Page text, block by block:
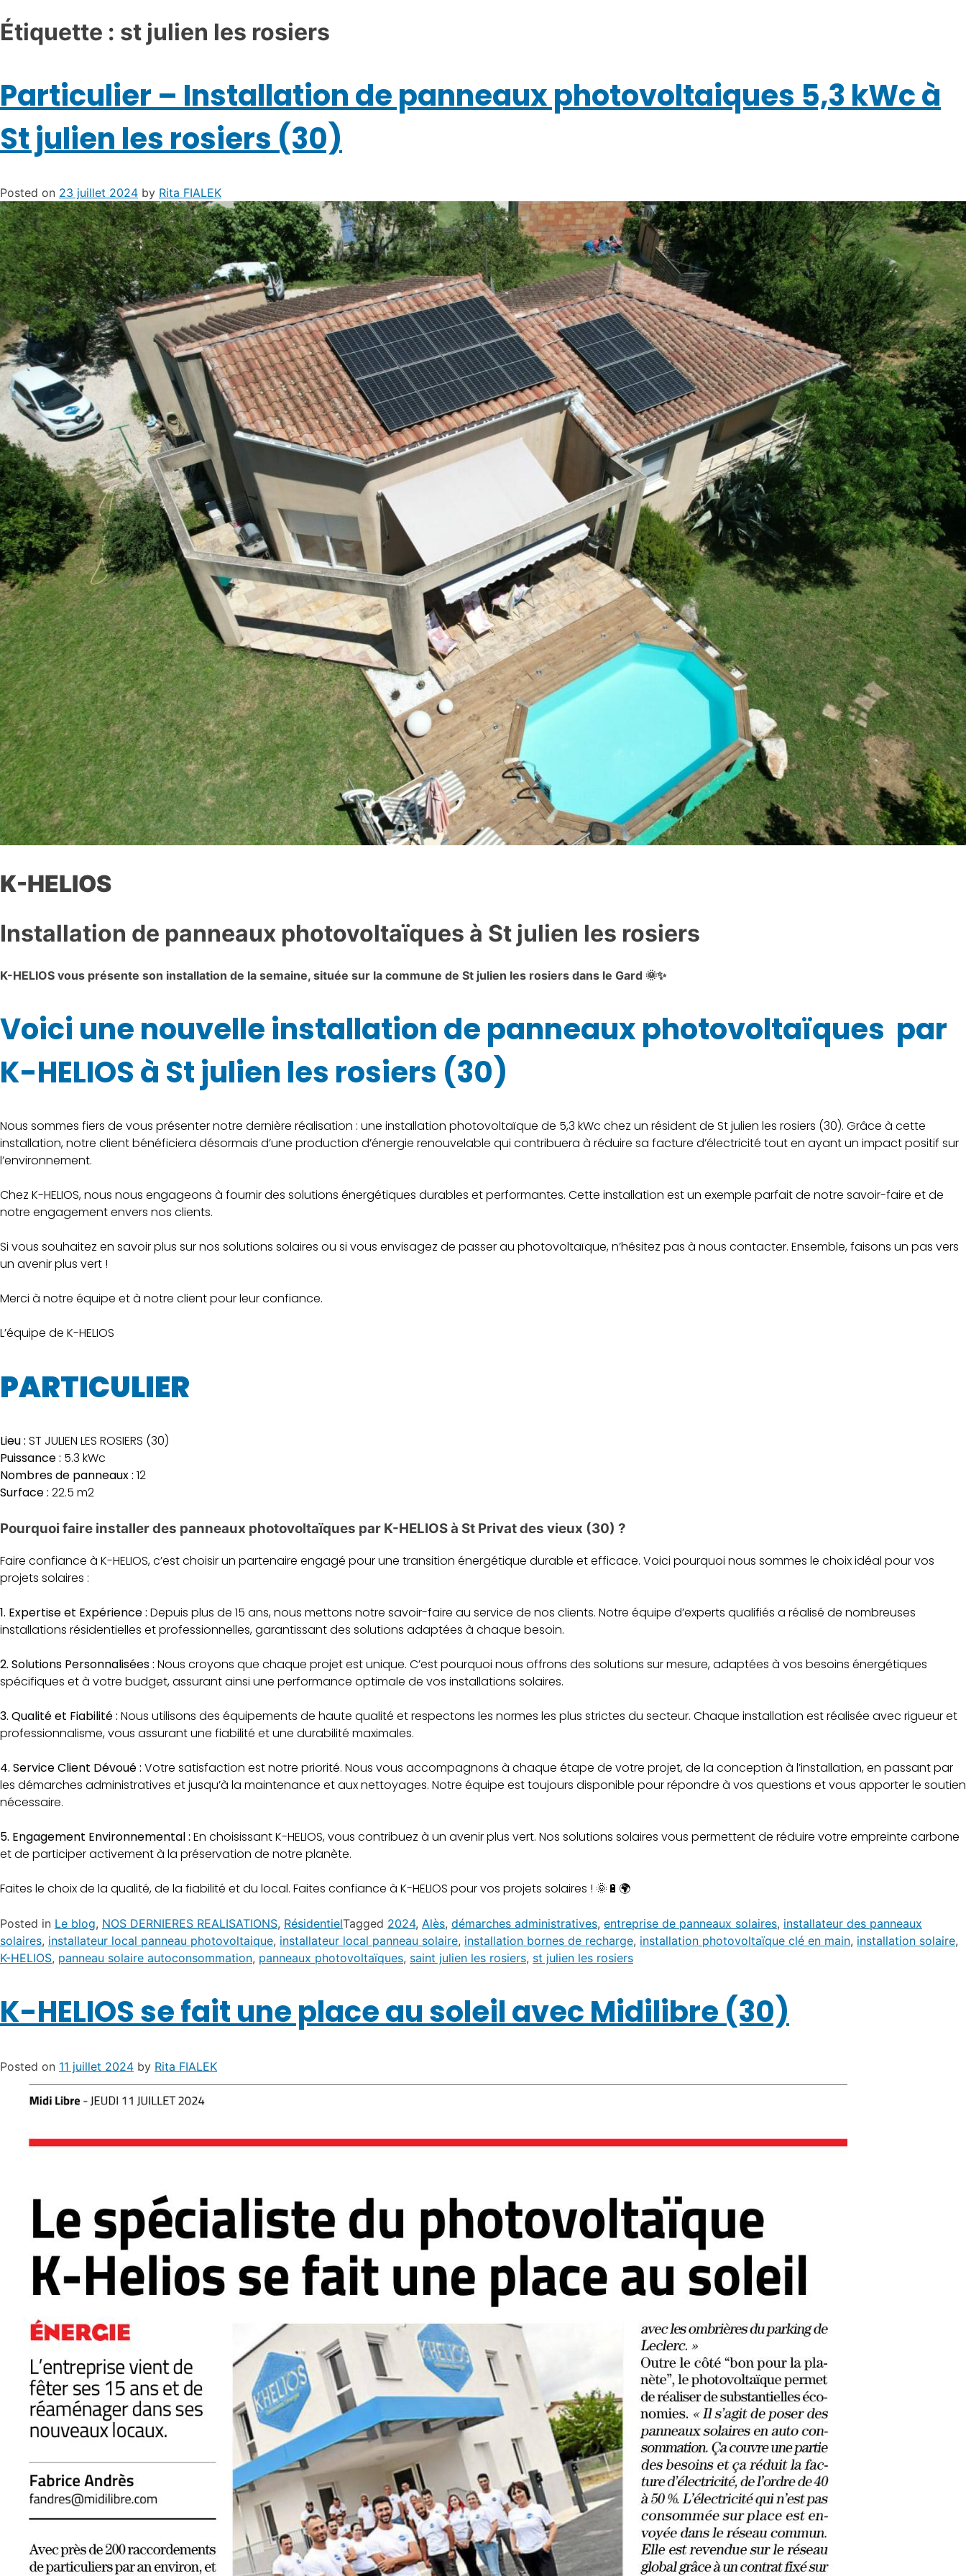
Étiquette : st julien les rosiers
Particulier – Installation de panneaux photovoltaiques 5,3 kWc à
St julien les rosiers (30)
Posted on 23 juillet 2024 by Rita FIALEK
K-HELIOS
Installation de panneaux photovoltaïques à St julien les rosiers
K-HELIOS vous présente son installation de la semaine, située sur la commune de St julien les rosiers dans le Gard 🌞✨
Voici une nouvelle installation de panneaux photovoltaïques par
K-HELIOS à St julien les rosiers (30)
Nous sommes fiers de vous présenter notre dernière réalisation : une installation photovoltaïque de 5,3 kWc chez un résident de St julien les rosiers (30). Grâce à cette
installation, notre client bénéficiera désormais d’une production d’énergie renouvelable qui contribuera à réduire sa facture d’électricité tout en ayant un impact positif sur
l’environnement.
Chez K-HELIOS, nous nous engageons à fournir des solutions énergétiques durables et performantes. Cette installation est un exemple parfait de notre savoir-faire et de
notre engagement envers nos clients.
Si vous souhaitez en savoir plus sur nos solutions solaires ou si vous envisagez de passer au photovoltaïque, n’hésitez pas à nous contacter. Ensemble, faisons un pas vers
un avenir plus vert !
Merci à notre équipe et à notre client pour leur confiance.
L’équipe de K-HELIOS
PARTICULIER
Lieu : ST JULIEN LES ROSIERS (30)
Puissance : 5.3 kWc
Nombres de panneaux : 12
Surface : 22.5 m2
Pourquoi faire installer des panneaux photovoltaïques par K-HELIOS à St Privat des vieux (30) ?
Faire confiance à K-HELIOS, c’est choisir un partenaire engagé pour une transition énergétique durable et efficace. Voici pourquoi nous sommes le choix idéal pour vos
projets solaires :
1. Expertise et Expérience : Depuis plus de 15 ans, nous mettons notre savoir-faire au service de nos clients. Notre équipe d’experts qualifiés a réalisé de nombreuses
installations résidentielles et professionnelles, garantissant des solutions adaptées à chaque besoin.
2. Solutions Personnalisées : Nous croyons que chaque projet est unique. C’est pourquoi nous offrons des solutions sur mesure, adaptées à vos besoins énergétiques
spécifiques et à votre budget, assurant ainsi une performance optimale de vos installations solaires.
3. Qualité et Fiabilité : Nous utilisons des équipements de haute qualité et respectons les normes les plus strictes du secteur. Chaque installation est réalisée avec rigueur et
professionnalisme, vous assurant une fiabilité et une durabilité maximales.
4. Service Client Dévoué : Votre satisfaction est notre priorité. Nous vous accompagnons à chaque étape de votre projet, de la conception à l’installation, en passant par
les démarches administratives et jusqu’à la maintenance et aux nettoyages. Notre équipe est toujours disponible pour répondre à vos questions et vous apporter le soutien
nécessaire.
5. Engagement Environnemental : En choisissant K-HELIOS, vous contribuez à un avenir plus vert. Nos solutions solaires vous permettent de réduire votre empreinte carbone
et de participer activement à la préservation de notre planète.
Faites le choix de la qualité, de la fiabilité et du local. Faites confiance à K-HELIOS pour vos projets solaires ! 🌞🔋🌍
Posted in Le blog, NOS DERNIERES REALISATIONS, RésidentielTagged 2024, Alès, démarches administratives, entreprise de panneaux solaires, installateur des panneaux
solaires, installateur local panneau photovoltaique, installateur local panneau solaire, installation bornes de recharge, installation photovoltaïque clé en main, installation solaire,
K-HELIOS, panneau solaire autoconsommation, panneaux photovoltaïques, saint julien les rosiers, st julien les rosiers
K-HELIOS se fait une place au soleil avec Midilibre (30)
Posted on 11 juillet 2024 by Rita FIALEK